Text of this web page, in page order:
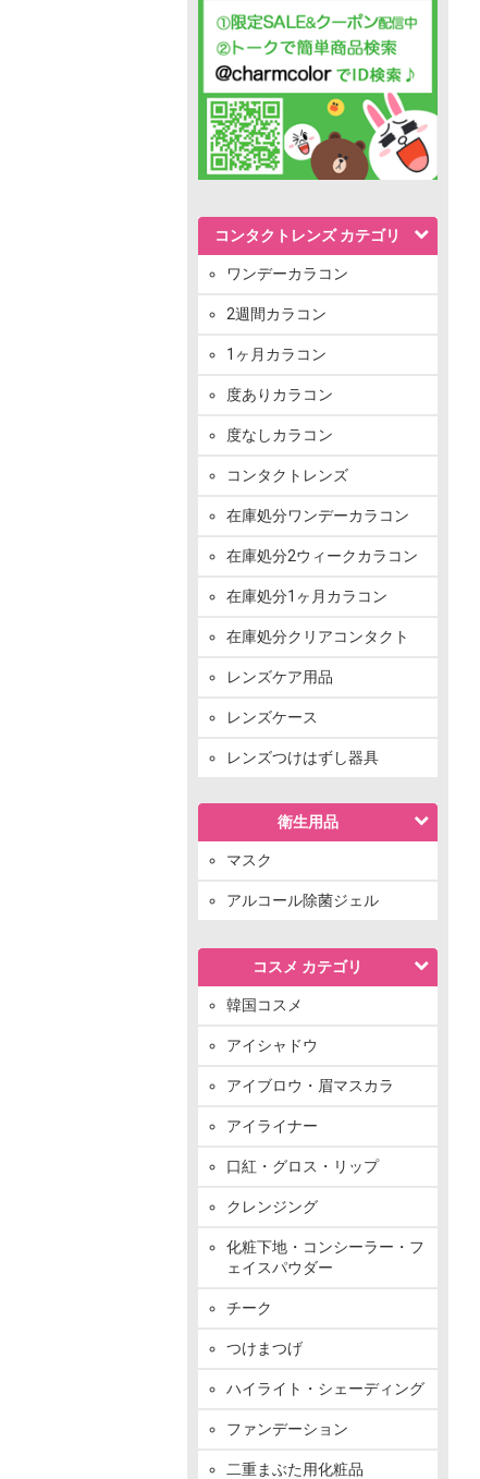
コンタクトレンズ カテゴリ
ワンデーカラコン
2週間カラコン
1ヶ月カラコン
度ありカラコン
度なしカラコン
コンタクトレンズ
在庫処分ワンデーカラコン
在庫処分2ウィークカラコン
在庫処分1ヶ月カラコン
在庫処分クリアコンタクト
レンズケア用品
レンズケース
レンズつけはずし器具
衛生用品
マスク
アルコール除菌ジェル
コスメ カテゴリ
韓国コスメ
アイシャドウ
アイブロウ・眉マスカラ
アイライナー
口紅・グロス・リップ
クレンジング
化粧下地・コンシーラー・フ
ェイスパウダー
チーク
つけまつげ
ハイライト・シェーディング
ファンデーション
二重まぶた用化粧品